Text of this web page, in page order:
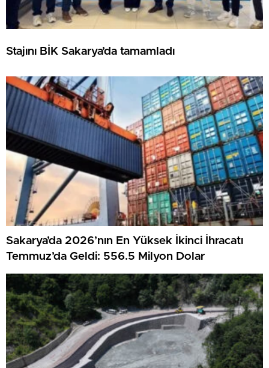
Stajını BİK Sakarya’da tamamladı
Sakarya’da 2026’nın En Yüksek İkinci İhracatı
Temmuz’da Geldi: 556.5 Milyon Dolar